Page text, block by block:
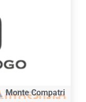
Monte Compatri